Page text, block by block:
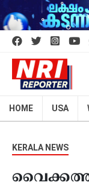
HOME USA
KERALA NEWS
വൈക്കത്ത്